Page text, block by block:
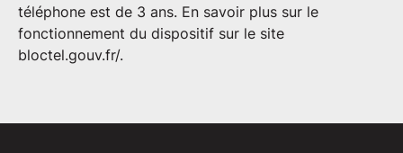
téléphone est de 3 ans. En savoir plus sur le
fonctionnement du dispositif sur le site
bloctel.gouv.fr/.